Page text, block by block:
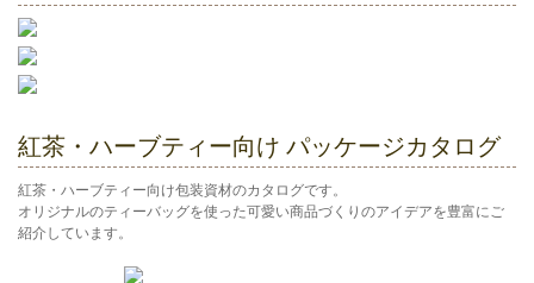
紅茶・ハーブティー向け パッケージカタログ
紅茶・ハーブティー向け包装資材のカタログです。
オリジナルのティーバッグを使った可愛い商品づくりのアイデアを豊富にご
紹介しています。